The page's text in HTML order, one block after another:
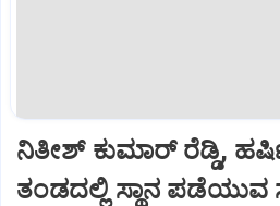
ನಿತೀಶ್ ಕುಮಾರ್ ರೆಡ್ಡಿ,
ತಂಡದಲ್ಲಿ ಸ್ಥಾನ ಪಡೆಯುವ